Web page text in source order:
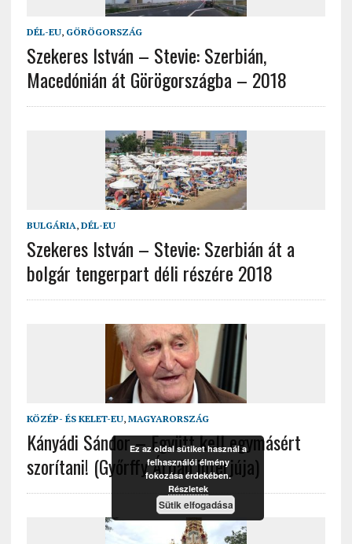
DÉL-EU, GÖRÖGORSZÁG
Szekeres István – Stevie: Szerbián,
Macedónián át Görögországba – 2018
BULGÁRIA, DÉL-EU
Szekeres István – Stevie: Szerbián át a
bolgár tengerpart déli részére 2018
KÖZÉP- ÉS KELET-EU, MAGYARORSZÁG
Kányádi Sándor – Együtt kell egymásért
szorítani! (Győrffy Árpád interjúja)
Ez az oldal sütiket használ a
felhasználói élmény
fokozása érdekében.
Részletek
Sütik elfogadása